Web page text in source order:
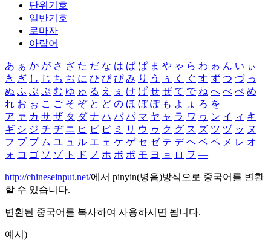
단위기호
일반기호
로마자
아랍어
あ ぁ か が さ ざ た だ な は ば ぱ ま や ゃ ら わ ゎ ん い ぃ
き ぎ し じ ち ぢ に ひ び ぴ み り う ぅ く ぐ す ず つ づ っ
ぬ ふ ぶ ぷ む ゆ ゅ る え ぇ け げ せ ぜ て で ね へ べ ぺ め
れ お ぉ こ ご そ ぞ と ど の ほ ぼ ぽ も よ ょ ろ を
ア ァ カ サ ザ タ ダ ナ ハ バ パ マ ヤ ャ ラ ワ ヮ ン イ ィ キ
ギ シ ジ チ ヂ ニ ヒ ビ ピ ミ リ ウ ゥ ク グ ス ズ ツ ヅ ッ ヌ
フ ブ プ ム ユ ュ ル エ ェ ケ ゲ セ ゼ テ デ ヘ ベ ペ メ レ オ
ォ コ ゴ ソ ゾ ト ド ノ ホ ボ ポ モ ヨ ョ ロ ヲ ―
http://chineseinput.net/에서 pinyin(병음)방식으로 중국어를 변환
할 수 있습니다.
변환된 중국어를 복사하여 사용하시면 됩니다.
예시)